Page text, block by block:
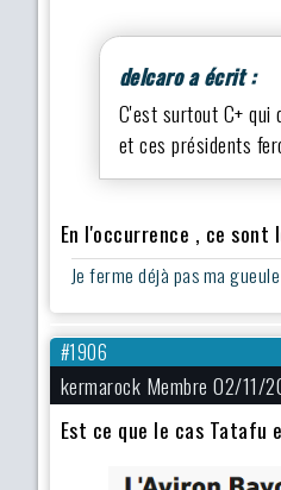
delcaro a écrit :
C'est surtout C+ qui
et ces présidents
En l'occurrence , ce
Je ferme déjà pas ma
#1906
kermarock Membre 02/11/
Est ce que le cas Tatafu